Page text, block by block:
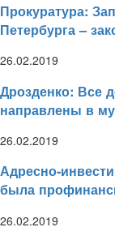
Прокуратура:
Петербурга –
26.02.2019
Дрозденко: Все
направлены в
26.02.2019
Адресно-
была
26.02.2019